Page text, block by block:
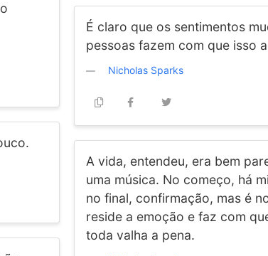
É claro que os sentimentos
pessoas fazem com que isso
Nicholas Sparks
A vida, entendeu, era bem
uma música. No começo, há
no final, confirmação, mas é
reside a emoção e faz com
toda valha a pena.